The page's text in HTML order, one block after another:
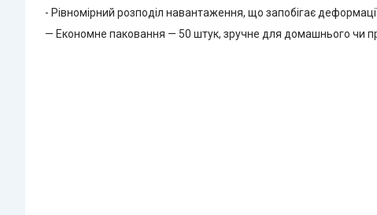
- Рівномірний розподіл навантаження, що запобігає деформації
— Економне паковання — 50 штук, зручне для домашнього чи